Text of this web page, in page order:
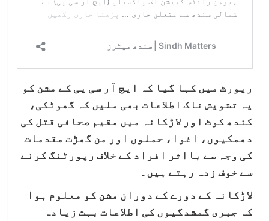
رپورٹ میں کہا گیا کہ ایچ آر سی پی کے مشن کو
یہ تشویش ناک اطلاعات بھی ملیں کہ گھوٹکی،
کندھ کوٹ اور لاڑکانہ میں مقیم صحافی قتل کی
دھمکیوں، اغوا، حملوں اور من گھڑت مقدمات
کی وجہ سے بااثر افراد کے خلاف رپورٹنگ کرنے
سے خوف زدہ رہتے ہیں۔
لاڑکانہ کے دورے کے دوران مشن کو معلوم ہوا
کہ جبری گمشدگیوں کی اطلاعات بہت زیادہ